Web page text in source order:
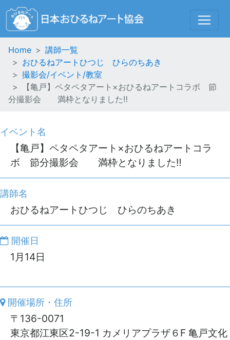
Home
講師一覧
おひるねアートひつじ ひらのちあき
撮影会/イベント/教室
【亀戸】ペタペタアート×おひるねアートコラボ 節
分撮影会 満枠となりました‼︎
イベント名
【亀戸】ペタペタアート×おひるねアートコラ
ボ 節分撮影会 満枠となりました‼︎
講師名
おひるねアートひつじ ひらのちあき
開催日
1月14日
開催場所・住所
〒136-0071
東京都江東区2-19-1 カメリアプラザ６F 亀戸文化